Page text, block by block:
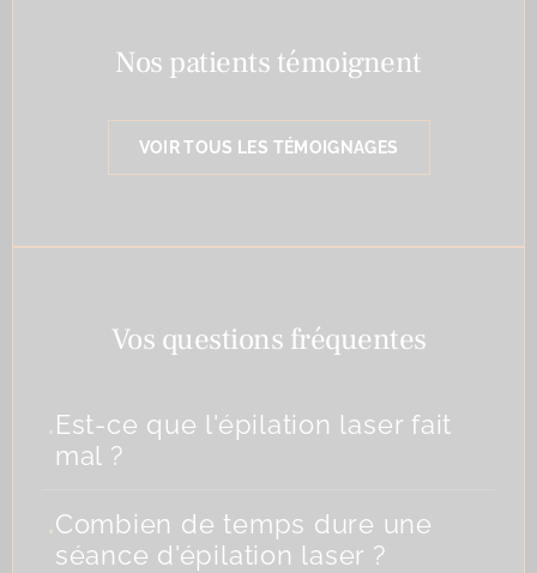
Nos patients témoignent
VOIR TOUS LES TÉMOIGNAGES
Vos questions fréquentes
.Est-ce que l'épilation laser fait
mal ?
.Combien de temps dure une
séance d'épilation laser ?